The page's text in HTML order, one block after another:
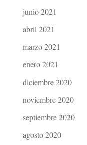
junio 2021
abril 2021
marzo 2021
enero 2021
diciembre 2020
noviembre 2020
septiembre 2020
agosto 2020